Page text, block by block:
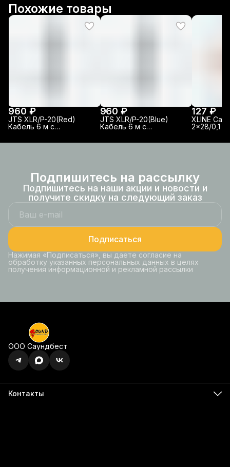
Похожие товары
960 ₽
JTS XLR/P-20(Red)
Кабель 6 м с
mono 6.3мм
960 ₽
JTS XLR/P-20(Blue)
Кабель 6 м с
mono 6.3мм
127 ₽
XLINE
2x28/0,1
Подпишитесь на рассылку
Подпишитесь на наши акции и новости и
получите скидку на следующий заказ
Подписаться
Нажимая «Подписаться», вы даете согласие на
обработку указанных персональных данных в целях
получения информационной и рекламной рассылки
ООО Саундбест
Контакты